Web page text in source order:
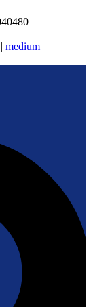
| medium